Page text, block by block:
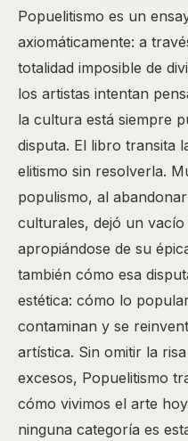
Popuelitismo es un
axiomáticamente: a
totalidad imposible de
los artistas intentan
la cultura está siempre
disputa. El libro transita
elitismo sin resolverla.
populismo, al
culturales, dejó un
apropiándose de su
también cómo esa
estética: cómo lo
contaminan y se
artística. Sin omitir la
excesos, Popuelitismo
cómo vivimos el arte
ninguna categoría es